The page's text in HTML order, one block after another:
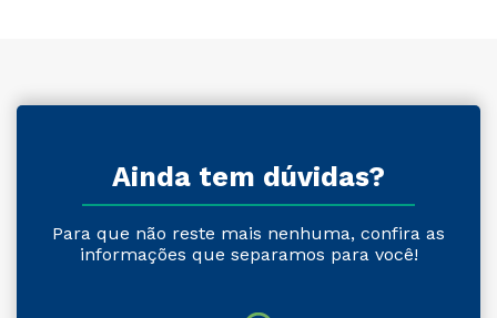
Ainda tem dúvidas?
Para que não reste mais nenhuma, confira as
informações que separamos para você!